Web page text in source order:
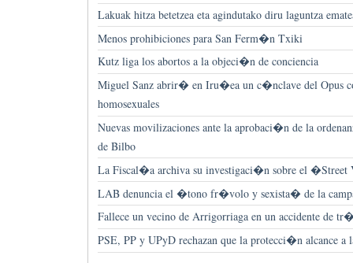
Lakuak hitza betetzea eta agindutako diru laguntza
Menos prohibiciones para San Ferm�n Txiki
Kutz liga los abortos a la objeci�n de conciencia
Miguel Sanz abrir� en Iru�ea un c�nclave del Opus
homosexuales
Nuevas movilizaciones ante la aprobaci�n de la
de Bilbo
La Fiscal�a archiva su investigaci�n sobre el
LAB denuncia el �tono fr�volo y sexista� de la
Fallece un vecino de Arrigorriaga en un accidente de
PSE, PP y UPyD rechazan que la protecci�n alcance a